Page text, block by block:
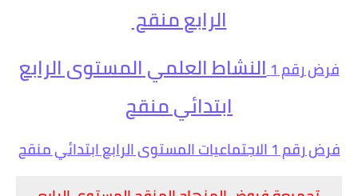
الرابع منقح
فرضرقم 1 النشاط العلمي المستوى الرابع
ابتدائي منقح
فرض رقم 1 الاجتماعيات المستوى الرابع ابتدائي منقح